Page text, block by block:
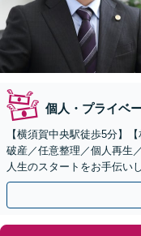
個人・プライベ
【横須賀中央駅徒歩5分】
破産／任意整理／個人再生
人生のスタートをお手伝い
（事前予約）】「過払い金